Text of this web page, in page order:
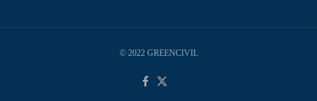
© 2022 GREENCIVIL